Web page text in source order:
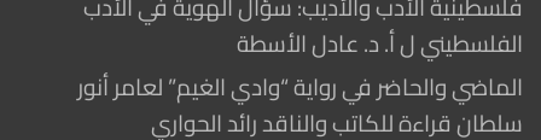
الفلسطيني ل أ. د. عادل الأسطة
الماضي والحاضر في رواية “وادي الغيم” لعامر أنور
سلطان قراءة للكاتب والناقد رائد الحواري